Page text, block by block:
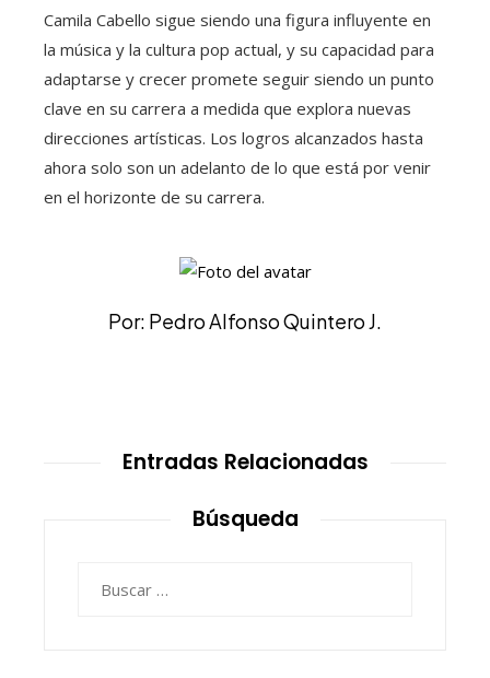
Camila Cabello sigue siendo una figura influyente en
la música y la cultura pop actual, y su capacidad para
adaptarse y crecer promete seguir siendo un punto
clave en su carrera a medida que explora nuevas
direcciones artísticas. Los logros alcanzados hasta
ahora solo son un adelanto de lo que está por venir
en el horizonte de su carrera.
Por: Pedro Alfonso Quintero J.
Entradas Relacionadas
Búsqueda